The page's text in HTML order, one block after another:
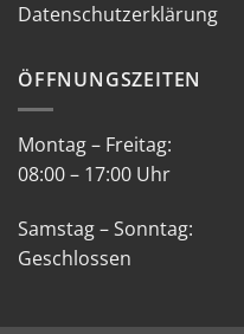
Datenschutzerklärung
ÖFFNUNGSZEITEN
Montag – Freitag:
08:00 – 17:00 Uhr
Samstag – Sonntag:
Geschlossen